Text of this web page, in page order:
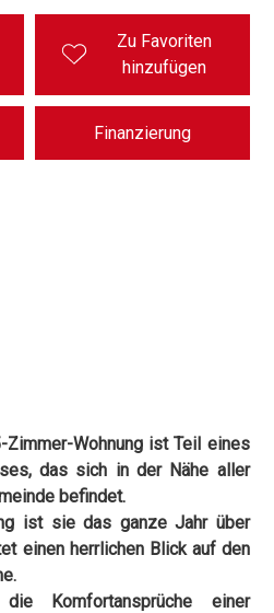
Zu Favoriten
hinzufügen
Finanzierung
Zimmer-Wohnung ist Teil eines
das sich in der Nähe aller
befindet.
ist sie das ganze Jahr über
einen herrlichen Blick auf den
Komfortansprüche einer